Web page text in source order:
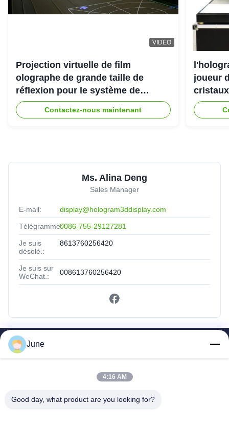
VIDEO
Projection virtuelle de film
olographe de grande taille de
réflexion pour le système de
projecteur de l'hologramme 3D
Contactez-nous maintenant
joueur
Ms. Alina Deng
Sales Manager
E-mail: display@hologram3ddisplay.com
Télégramme:0086-755-29127281
Je suis
désolé.:
8613760256420
Je suis sur
WeChat.:
008613760256420
Des Produits
Visite D'usine
June
4:16 AM
Good day, what product are you looking for?